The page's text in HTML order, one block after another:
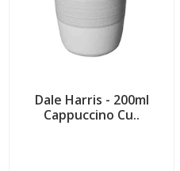
Dale Harris - 200ml
Cappuccino Cu..